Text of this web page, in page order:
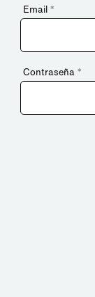
Email *
Contraseña *